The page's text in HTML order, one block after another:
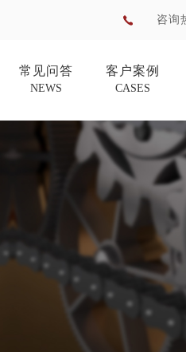
咨询
常见问答
NEWS
客户案例
CASES